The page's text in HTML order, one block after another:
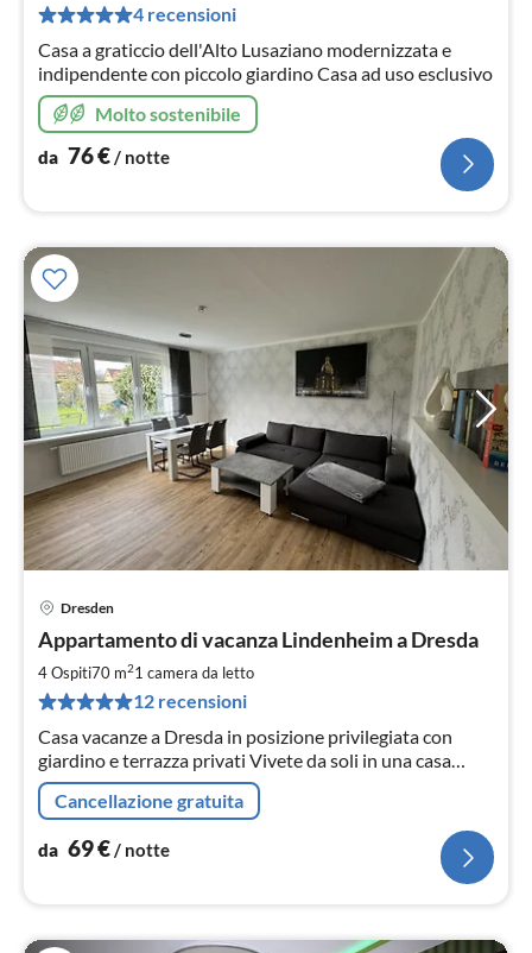
4 recensioni
Casa a graticcio dell'Alto Lusaziano modernizzata e
indipendente con piccolo giardino Casa ad uso esclusivo
Molto sostenibile
da 76€/ notte
Dresden
Appartamento di vacanza Lindenheim a Dresda
4 Ospiti70 m21 camera da letto
12 recensioni
Casa vacanze a Dresda in posizione privilegiata con
giardino e terrazza privati Vivete da soli in una casa
indipendente completamente attrezzata.
Cancellazione gratuita
da 69€/ notte